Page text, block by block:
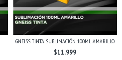
GNEISS TINTA SUBLIMACIÓN 100ML AMARILLO
$11.999